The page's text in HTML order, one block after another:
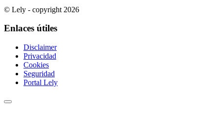
© Lely - copyright 2026
Enlaces útiles
Disclaimer
Privacidad
Cookies
Seguridad
Portal Lely